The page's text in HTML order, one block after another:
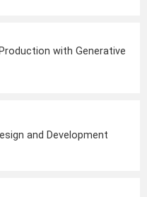
with Generative
and Development